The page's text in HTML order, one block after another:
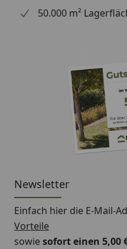
50.000 m²
Newsletter
Einfach hier die E-Mail-
Vorteile
sowiesofort einen 5,00